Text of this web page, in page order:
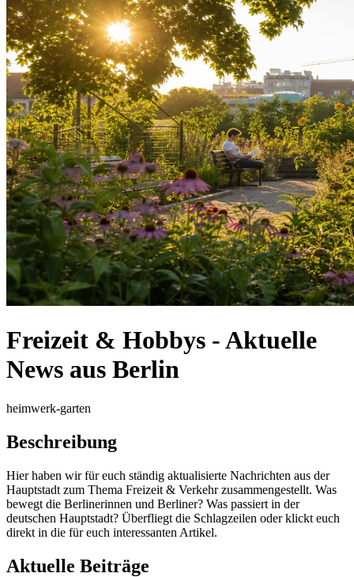
Freizeit & Hobbys - Aktuelle
News aus Berlin
heimwerk-garten
Beschreibung
Hier haben wir für euch ständig aktualisierte Nachrichten aus der
Hauptstadt zum Thema Freizeit & Verkehr zusammengestellt. Was
bewegt die Berlinerinnen und Berliner? Was passiert in der
deutschen Hauptstadt? Überfliegt die Schlagzeilen oder klickt euch
direkt in die für euch interessanten Artikel.
Aktuelle Beiträge